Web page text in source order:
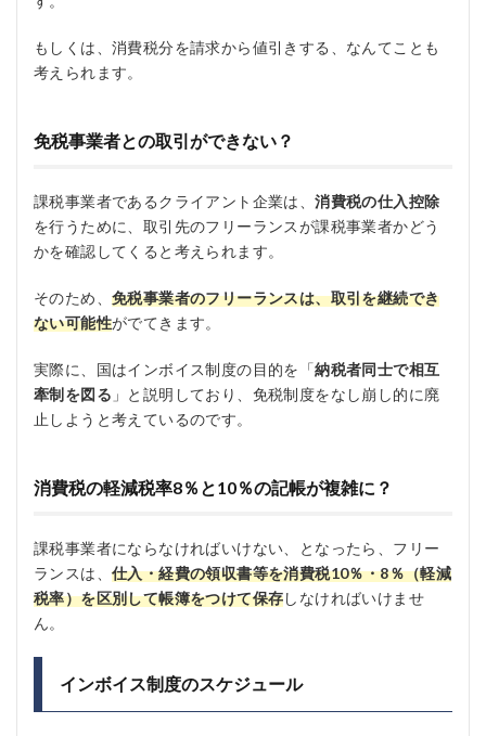
もしくは、消費税分を請求から値引きする、なんてことも
考えられます。
免税事業者との取引ができない？
課税事業者であるクライアント企業は、消費税の仕入控除
を行うために、取引先のフリーランスが課税事業者かどう
かを確認してくると考えられます。
そのため、 免税事業者のフリーランスは、取引を継続でき
ない可能性がでてきます。
実際に、国はインボイス制度の目的を「納税者同士で相互
牽制を図る 」と説明しており、免税制度をなし崩し的に廃
止しようと考えているのです。
消費税の軽減税率8％と10％の記帳が複雑に？
課税事業者にならなければいけない、となったら、フリー
ランスは、 仕入・経費の領収書等を消費税10％・8％（軽減
税率）を区別して帳簿をつけて保存しなければいけませ
ん。
インボイス制度のスケジュール